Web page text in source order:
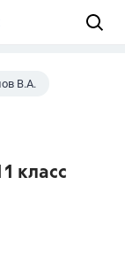
В.А.
класс